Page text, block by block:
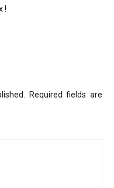
!
Required fields are